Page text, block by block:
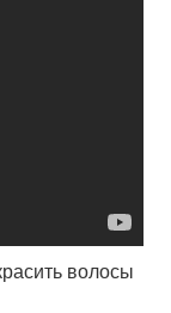
волосы